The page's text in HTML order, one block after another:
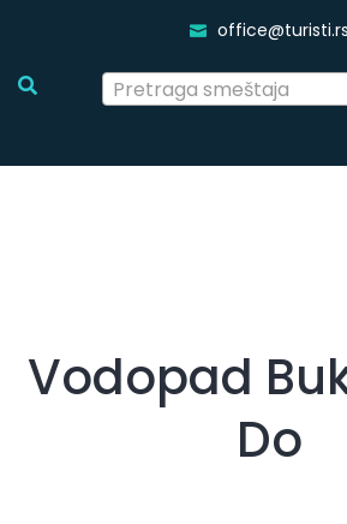
office@turisti.rs
Pretraga smeštaja
Vodopad
Do